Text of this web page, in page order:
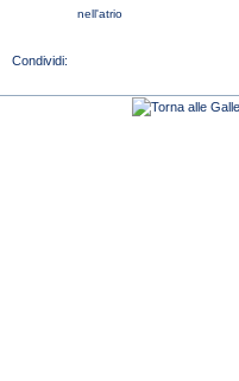
nell'atrio